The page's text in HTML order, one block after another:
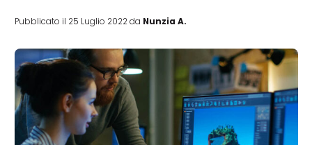
Pubblicato il 25 Luglio 2022 da Nunzia A.